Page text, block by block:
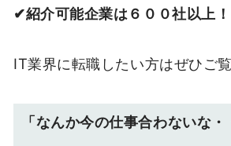
✔︎︎︎紹介可能企業は６００社以上！
IT業界に転職したい方はぜひご
「なんか今の仕事合わないな・